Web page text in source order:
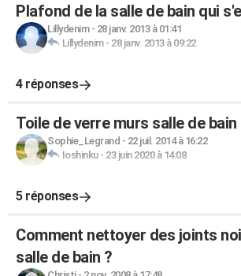
Plafond de la salle de bain qui
Lillydenim- 28 janv. 2013 à 01:41
Lillydenim- 28 janv. 2013 à 09:22
4 réponses
Toile de verre murs salle de bain
Sophie_Legrand - 22 juil. 2014 à 16:22
Ioshinku- 23 juin 2020 à 14:08
5 réponses
Comment nettoyer des joints
salle de bain ?